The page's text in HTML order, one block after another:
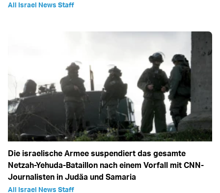
All Israel News Staff
Die israelische Armee suspendiert das gesamte
Netzah-Yehuda-Bataillon nach einem Vorfall mit CNN-
Journalisten in Judäa und Samaria
All Israel News Staff